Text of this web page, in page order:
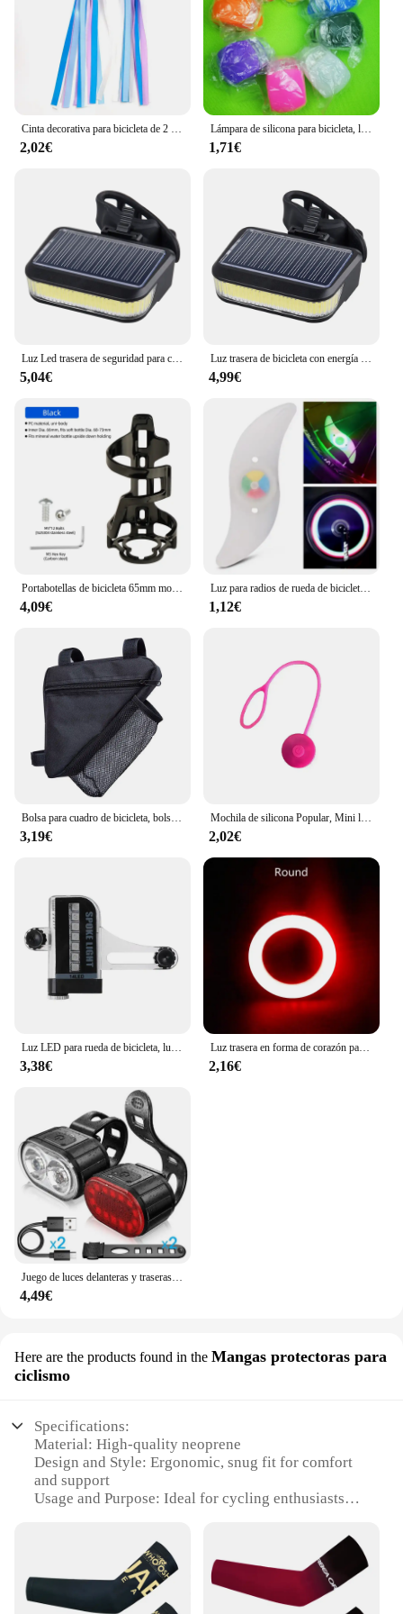
Cinta decorativa para bicicleta de 2 piezas para niños, accesorio para manillar de bicicleta, con borlas de colores, para ciclismo al aire libre
2,02€
Lámpara de silicona para bicicleta, luz LED frontal y trasera firme, modelos de luces para bicicleta, accesorios para bicicleta
1,71€
Luz Led trasera de seguridad para ciclismo, recargable por USB, energía Solar para bicicleta
5,04€
Luz trasera de bicicleta con energía Solar, luces traseras recargables para ciclismo, luz trasera para bicicleta de montaña y carretera, lámpara roja de seguridad para ciclismo nocturno
4,99€
Portabotellas de bicicleta 65mm moldeado MTB Ciclismo de Carretera deportes policarbonato soporte para botella de agua estante portador
4,09€
Luz para radios de rueda de bicicleta, luces para neumáticos, 3 modos, LED, resistente al agua, advertencia de seguridad para bicicleta, fácil de instalar, accesorios para bicicleta con batería
1,12€
Bolsa para cuadro de bicicleta, bolsa para manillar de tubo frontal, resistente al agua, con soporte para botella de agua, accesorios para bicicleta
3,19€
Mochila de silicona Popular, Mini luz de bicicleta para conducción nocturna, luz de advertencia de bicicleta fácil, luz trasera LED para seguridad en ciclismo
2,02€
3,38€
Luz trasera en forma de corazón para bicicleta de montaña, lámpara recargable por USB, resistente al agua, 5 modos de ciclismo nocturno, gran oferta
2,16€
4,49€
Here are the products found in the Mangas protectoras para
ciclismo
Specifications:
Material: High-quality neoprene
Design and Style: Ergonomic, snug fit for comfort
and support
Usage and Purpose: Ideal for cycling enthusiasts
breathable fabric for optimal performance
Shape or Size or Weight or Quantity: Available in
multiple sizes to fit a variety of arm sizes
Applicable People: Suitable for both men and